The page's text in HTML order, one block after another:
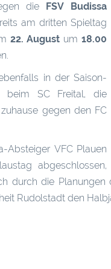
die FSV Budissa
am dritten Spieltag
22. August um18.00
in der Saison-
beim SC Freital, die
gegen den FC
Absteiger VFC Plauen
abgeschlossen,
durch die
Rudolstadt den